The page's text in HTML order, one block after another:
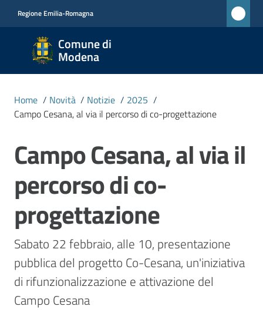
Regione Emilia-Romagna
Comune di
Modena
Comune
di
Modena
CIVICA
MONET
Amministrazione
Novità
Menu selezionato
Servizi
Vivere
Modena
Home / Novità / Notizie / 2025 /
Campo Cesana, al via il percorso di co-progettazione
Salta al contenuto
Campo Cesana, al via il
percorso di co-
progettazione
Sabato 22 febbraio, alle 10, presentazione
pubblica del progetto Co-Cesana, un'iniziativa
di rifunzionalizzazione e attivazione del
Campo Cesana